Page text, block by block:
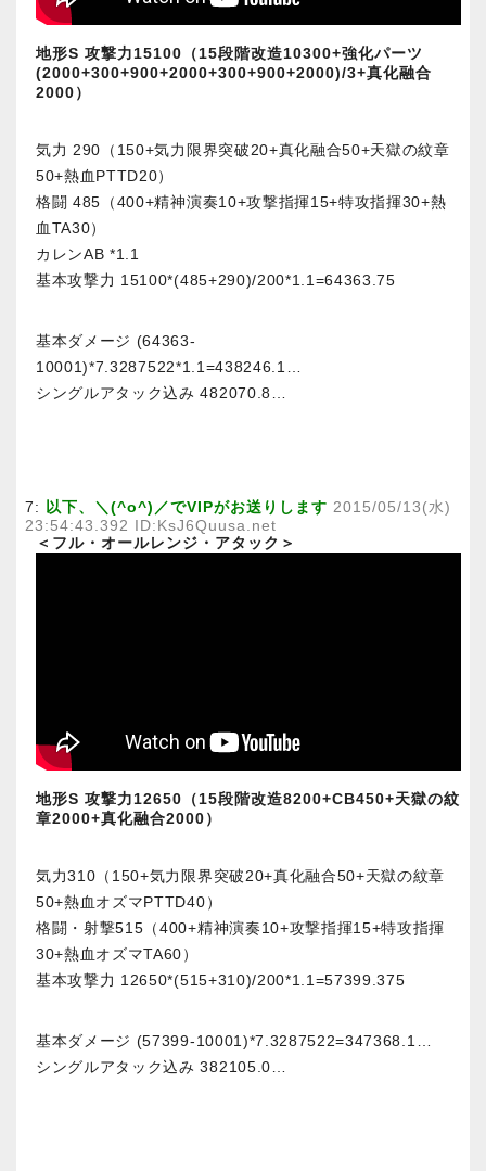
地形S 攻撃力15100（15段階改造10300+強化パーツ
(2000+300+900+2000+300+900+2000)/3+真化融合
2000）
気力 290（150+気力限界突破20+真化融合50+天獄の紋章
50+熱血PTTD20）
格闘 485（400+精神演奏10+攻撃指揮15+特攻指揮30+熱
血TA30）
カレンAB *1.1
基本攻撃力 15100*(485+290)/200*1.1=64363.75
基本ダメージ (64363-
10001)*7.3287522*1.1=438246.1…
シングルアタック込み 482070.8…
7: 以下、＼(^o^)／でVIPがお送りします 2015/05/13(水)
23:54:43.392 ID:KsJ6Quusa.net
＜フル・オールレンジ・アタック＞
地形S 攻撃力12650（15段階改造8200+CB450+天獄の紋
章2000+真化融合2000）
気力310（150+気力限界突破20+真化融合50+天獄の紋章
50+熱血オズマPTTD40）
格闘・射撃515（400+精神演奏10+攻撃指揮15+特攻指揮
30+熱血オズマTA60）
基本攻撃力 12650*(515+310)/200*1.1=57399.375
基本ダメージ (57399-10001)*7.3287522=347368.1…
シングルアタック込み 382105.0…